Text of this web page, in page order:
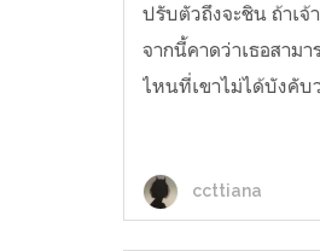
ปรับตัวถึงจะชิน ถ้าเจ้
จากนี้คาดว่าเธอสาม
ไหนที่เขาไม่ได้บังคับ
ccttiana